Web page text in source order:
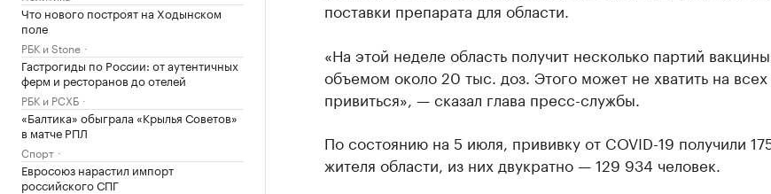
Что нового построят на Ходынском
поле
РБК и Stone
Гастрогиды по России: от аутентичных
ферм и ресторанов до отелей
РБК и РСХБ
«Балтика» обыграла «Крылья Советов»
в матче РПЛ
Спорт
Евросоюз нарастил импорт
российского СПГ
поставки препарата для области.
«На этой неделе область получит несколько партий
объемом около 20 тыс. доз. Этого может не хватить на
привиться», — сказал глава пресс-службы.
По состоянию на 5 июля, прививку от COVID-19 получили
жителя области, из них двукратно — 129 934 человек.